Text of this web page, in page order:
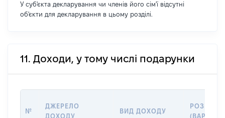
У суб'єкта декларування чи членів його сім'ї відсутні
об'єкти для декларування в цьому розділі.
11. Доходи, у тому числі подарунки
№
ДЖЕРЕЛО
ДОХОДУ
ВИД ДОХОДУ
РОЗМІР